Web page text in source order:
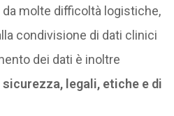
molte difficoltà logistiche,
condivisione di dati clinici
dei dati è inoltre
legali, etiche e di